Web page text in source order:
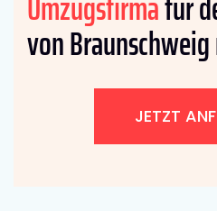
von
JETZT